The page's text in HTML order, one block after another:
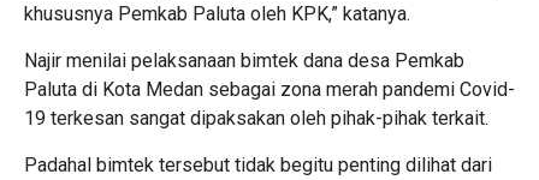
khususnya Pemkab Paluta oleh KPK,” katanya.
Najir menilai pelaksanaan bimtek dana desa Pemkab
Paluta di Kota Medan sebagai zona merah pandemi Covid-
19 terkesan sangat dipaksakan oleh pihak-pihak terkait.
Padahal bimtek tersebut tidak begitu penting dilihat dari